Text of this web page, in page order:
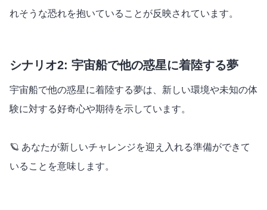
れそうな恐れを抱いていることが反映されています。
シナリオ2: 宇宙船で他の惑星に着陸する夢
宇宙船で他の惑星に着陸する夢は、新しい環境や未知の体
験に対する好奇心や期待を示しています。
🪐 あなたが新しいチャレンジを迎え入れる準備ができて
いることを意味します。